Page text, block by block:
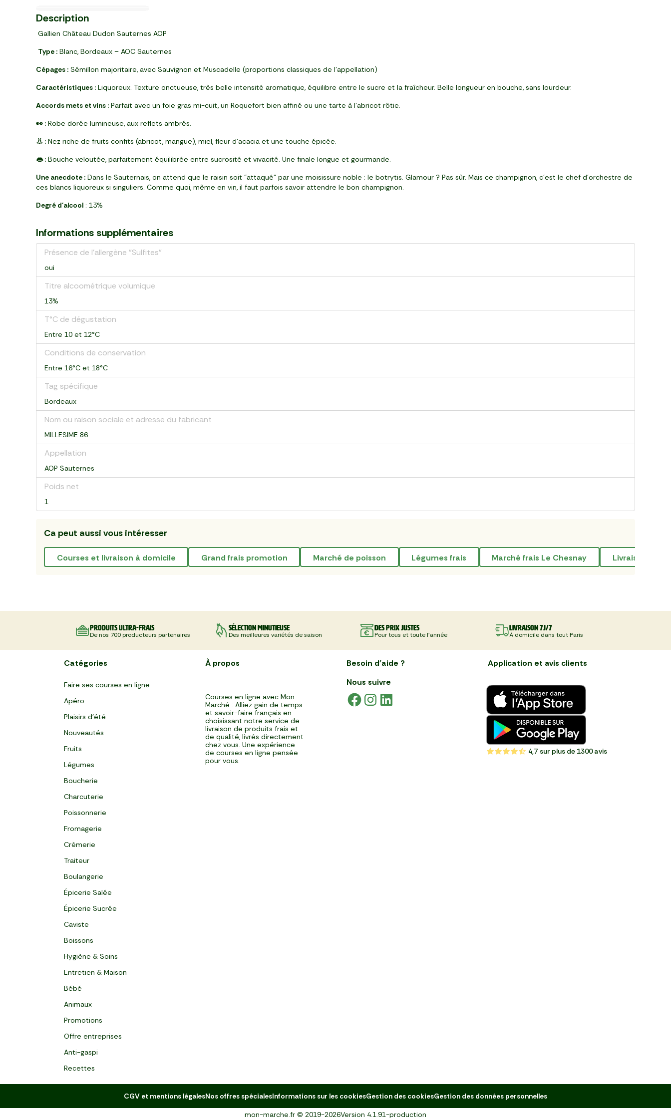
Prix Malin
4,25 €
Dès 6 mois
7,99 €
1 personne
3,80 €
6,39 €
le 2ème à -50%
6,69 €
3,49 €
2,99 €
5,21 €
Description
Gallien Château Dudon Sauternes AOP
Type : Blanc, Bordeaux – AOC Sauternes
Cépages : Sémillon majoritaire, avec Sauvignon et Muscadelle (proportions classiques de l’appellation)
Caractéristiques : Liquoreux. Texture onctueuse, très belle intensité aromatique, équilibre entre le sucre et la fraîcheur. Belle longueur en bouche, sans lourdeur.
Accords mets et vins : Parfait avec un foie gras mi-cuit, un Roquefort bien affiné ou une tarte à l’abricot rôtie.
👀 : Robe dorée lumineuse, aux reflets ambrés.
👃 : Nez riche de fruits confits (abricot, mangue), miel, fleur d’acacia et une touche épicée.
👄 : Bouche veloutée, parfaitement équilibrée entre sucrosité et vivacité. Une finale longue et gourmande.
Une anecdote : Dans le Sauternais, on attend que le raisin soit "attaqué" par une moisissure noble : le botrytis. Glamour ? Pas sûr. Mais ce champignon, c’est le chef d’orchestre de
ces blancs liquoreux si singuliers. Comme quoi, même en vin, il faut parfois savoir attendre le bon champignon.
Degré d'alcool : 13%
Informations supplémentaires
Présence de l'allergène "Sulfites"
oui
Titre alcoométrique volumique
13%
T°C de dégustation
Entre 10 et 12°C
Conditions de conservation
Entre 16°C et 18°C
Tag spécifique
Bordeaux
Nom ou raison sociale et adresse du fabricant
MILLESIME 86
Appellation
AOP Sauternes
Poids net
1
Ca peut aussi vous intéresser
courses et livraison à domicile grand frais promotion marché de poisson légumes frais marché frais Le Chesnay livraison de
Produits ultra-frais
De nos 700 producteurs partenaires
Sélection minutieuse
Des meilleures variétés de saison
Des prix justes
Pour tous et toute l'année
Livraison 7J/7
À domicile dans tout Paris
Catégories
Faire ses courses en ligne
Apéro
Plaisirs d'été
Nouveautés
Fruits
Légumes
Boucherie
Charcuterie
Poissonnerie
Fromagerie
Crèmerie
Traiteur
Boulangerie
Épicerie Salée
Épicerie Sucrée
Caviste
Boissons
Hygiène & Soins
Entretien & Maison
Bébé
Animaux
Promotions
Offre entreprises
Anti-gaspi
Recettes
À propos
Courses en ligne avec Mon
Marché : Alliez gain de temps
et savoir-faire français en
choisissant notre service de
livraison de produits frais et
de qualité, livrés directement
chez vous. Une expérience
de courses en ligne pensée
pour vous.
Besoin d'aide ?
Nous suivre
Application et avis clients
4,7 sur plus de 1300 avis
CGV et mentions légalesNos offres spécialesInformations sur les cookiesGestion des cookiesGestion des données personnelles
mon-marche.fr © 2019-2026Version 4.1.91-production